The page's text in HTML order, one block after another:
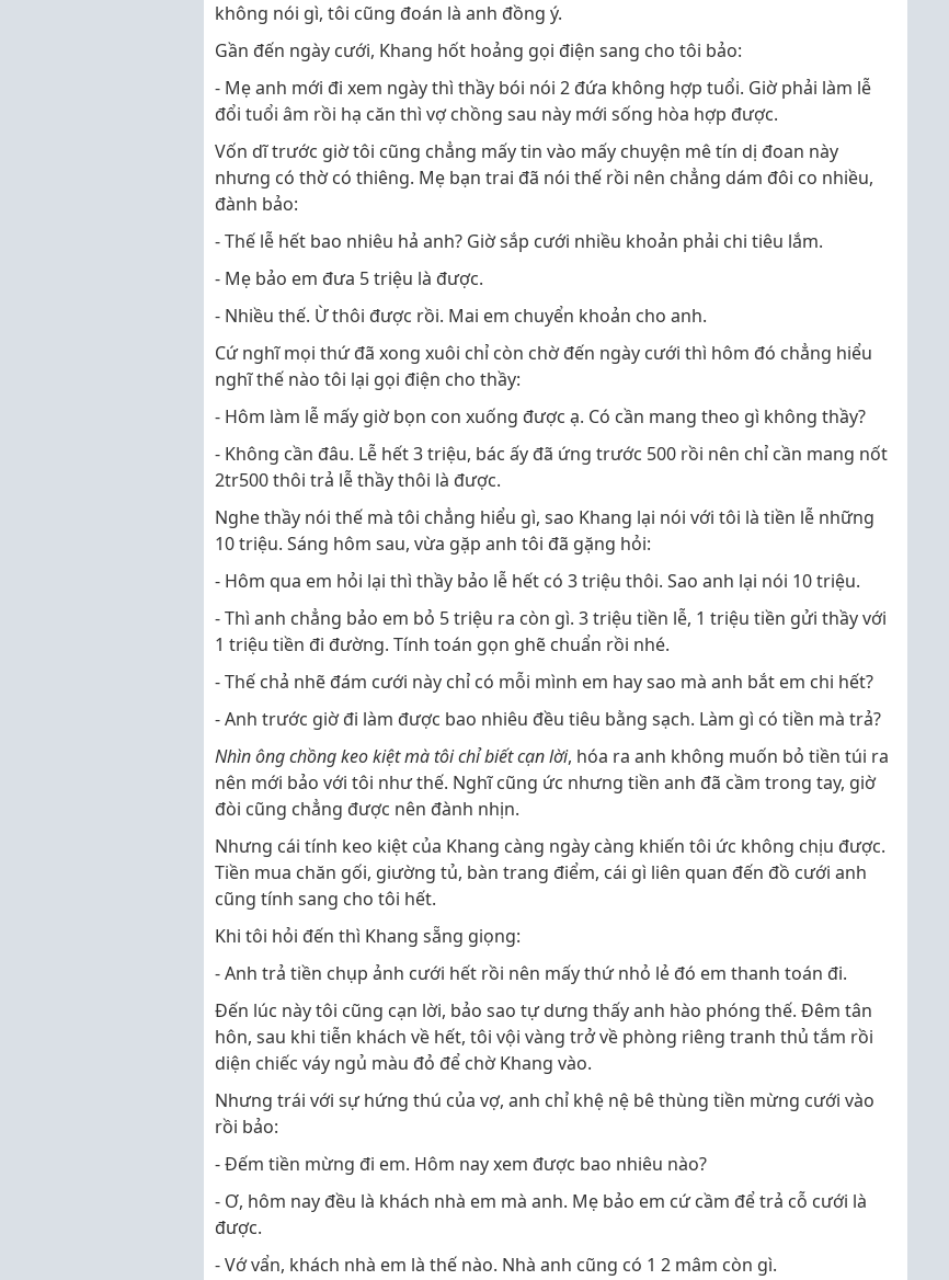
không nói gì, tôi cũng đoán là anh đồng ý.
Gần đến ngày cưới, Khang hốt hoảng gọi điện sang cho tôi bảo:
- Mẹ anh mới đi xem ngày thì thầy bói nói 2 đứa không hợp tuổi. Giờ phải làm lễ
đổi tuổi âm rồi hạ căn thì vợ chồng sau này mới sống hòa hợp được.
Vốn dĩ trước giờ tôi cũng chẳng mấy tin vào mấy chuyện mê tín dị đoan này
nhưng có thờ có thiêng. Mẹ bạn trai đã nói thế rồi nên chẳng dám đôi co nhiều,
đành bảo:
- Thế lễ hết bao nhiêu hả anh? Giờ sắp cưới nhiều khoản phải chi tiêu lắm.
- Mẹ bảo em đưa 5 triệu là được.
- Nhiều thế. Ừ thôi được rồi. Mai em chuyển khoản cho anh.
Cứ nghĩ mọi thứ đã xong xuôi chỉ còn chờ đến ngày cưới thì hôm đó chẳng hiểu
nghĩ thế nào tôi lại gọi điện cho thầy:
- Hôm làm lễ mấy giờ bọn con xuống được ạ. Có cần mang theo gì không thầy?
- Không cần đâu. Lễ hết 3 triệu, bác ấy đã ứng trước 500 rồi nên chỉ cần mang nốt
2tr500 thôi trả lễ thầy thôi là được.
Nghe thầy nói thế mà tôi chẳng hiểu gì, sao Khang lại nói với tôi là tiền lễ những
10 triệu. Sáng hôm sau, vừa gặp anh tôi đã gặng hỏi:
- Hôm qua em hỏi lại thì thầy bảo lễ hết có 3 triệu thôi. Sao anh lại nói 10 triệu.
- Thì anh chẳng bảo em bỏ 5 triệu ra còn gì. 3 triệu tiền lễ, 1 triệu tiền gửi thầy với
1 triệu tiền đi đường. Tính toán gọn ghẽ chuẩn rồi nhé.
- Thế chả nhẽ đám cưới này chỉ có mỗi mình em hay sao mà anh bắt em chi hết?
- Anh trước giờ đi làm được bao nhiêu đều tiêu bằng sạch. Làm gì có tiền mà trả?
Nhìn ông chồng keo kiệt mà tôi chỉ biết cạn lời, hóa ra anh không muốn bỏ tiền túi ra
nên mới bảo với tôi như thế. Nghĩ cũng ức nhưng tiền anh đã cầm trong tay, giờ
đòi cũng chẳng được nên đành nhịn.
Nhưng cái tính keo kiệt của Khang càng ngày càng khiến tôi ức không chịu được.
Tiền mua chăn gối, giường tủ, bàn trang điểm, cái gì liên quan đến đồ cưới anh
cũng tính sang cho tôi hết.
Khi tôi hỏi đến thì Khang sẵng giọng:
- Anh trả tiền chụp ảnh cưới hết rồi nên mấy thứ nhỏ lẻ đó em thanh toán đi.
Đến lúc này tôi cũng cạn lời, bảo sao tự dưng thấy anh hào phóng thế. Đêm tân
hôn, sau khi tiễn khách về hết, tôi vội vàng trở về phòng riêng tranh thủ tắm rồi
diện chiếc váy ngủ màu đỏ để chờ Khang vào.
Nhưng trái với sự hứng thú của vợ, anh chỉ khệ nệ bê thùng tiền mừng cưới vào
rồi bảo:
- Đếm tiền mừng đi em. Hôm nay xem được bao nhiêu nào?
- Ơ, hôm nay đều là khách nhà em mà anh. Mẹ bảo em cứ cầm để trả cỗ cưới là
được.
- Vớ vẩn, khách nhà em là thế nào. Nhà anh cũng có 1 2 mâm còn gì.